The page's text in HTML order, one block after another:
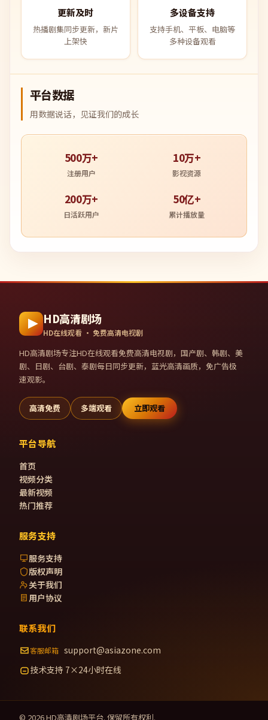
更新及时
热播剧集同步更新，新片
上架快
多设备支持
支持手机、平板、电脑等
多种设备观看
平台数据
用数据说话，见证我们的成长
500万+
注册用户
10万+
影视资源
200万+
日活跃用户
50亿+
累计播放量
HD高清剧场
HD在线观看 · 免费高清电视剧
HD高清剧场专注HD在线观看免费高清电视剧，国产剧、韩剧、美
剧、日剧、台剧、泰剧每日同步更新，蓝光高清画质，免广告极
速观影。
高清免费 多端观看 立即观看
平台导航
首页
视频分类
最新视频
热门推荐
服务支持
服务支持
版权声明
关于我们
用户协议
联系我们
客服邮箱 support@asiazone.com
技术支持 7×24小时在线
© 2026HD高清剧场平台. 保留所有权利.